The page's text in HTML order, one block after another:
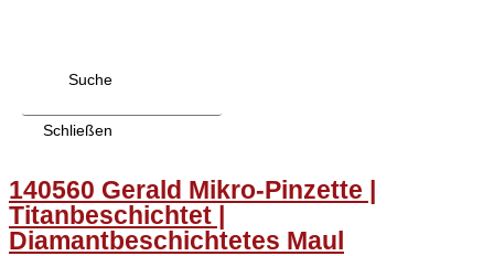
Suche
Schließen
140560 Gerald Mikro-Pinzette |
Titanbeschichtet |
Diamantbeschichtetes Maul